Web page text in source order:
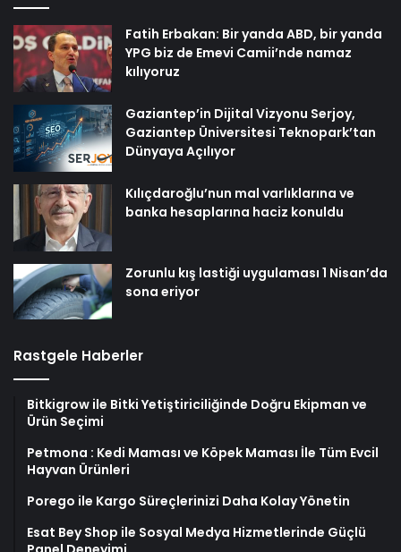
Fatih Erbakan: Bir yanda ABD, bir yanda
YPG biz de Emevi Camii’nde namaz
kılıyoruz
Gaziantep’in Dijital Vizyonu Serjoy,
Gaziantep Üniversitesi Teknopark’tan
Dünyaya Açılıyor
Kılıçdaroğlu’nun mal varlıklarına ve
banka hesaplarına haciz konuldu
Zorunlu kış lastiği uygulaması 1 Nisan’da
sona eriyor
Rastgele Haberler
Bitkigrow ile Bitki Yetiştiriciliğinde Doğru Ekipman ve
Ürün Seçimi
Petmona : Kedi Maması ve Köpek Maması İle Tüm Evcil
Hayvan Ürünleri
Porego ile Kargo Süreçlerinizi Daha Kolay Yönetin
Esat Bey Shop ile Sosyal Medya Hizmetlerinde Güçlü